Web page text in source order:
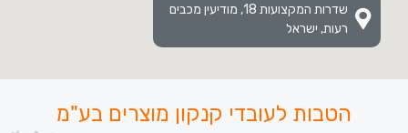
שדרות המקצועות 18, מודיעין מכבים
רעות, ישראל
הטבות לעובדי קנקון מוצרים בע"מ